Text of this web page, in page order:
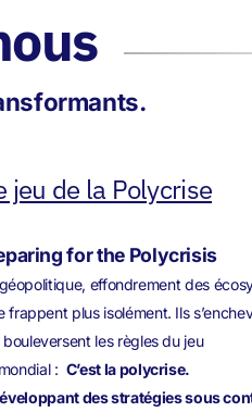
jeu de la Polycrise
for the Polycrisis
effondrement des
frappent plus isolément. Ils
les règles du jeu
mondial : C’est la polycrise.
des stratégies sous